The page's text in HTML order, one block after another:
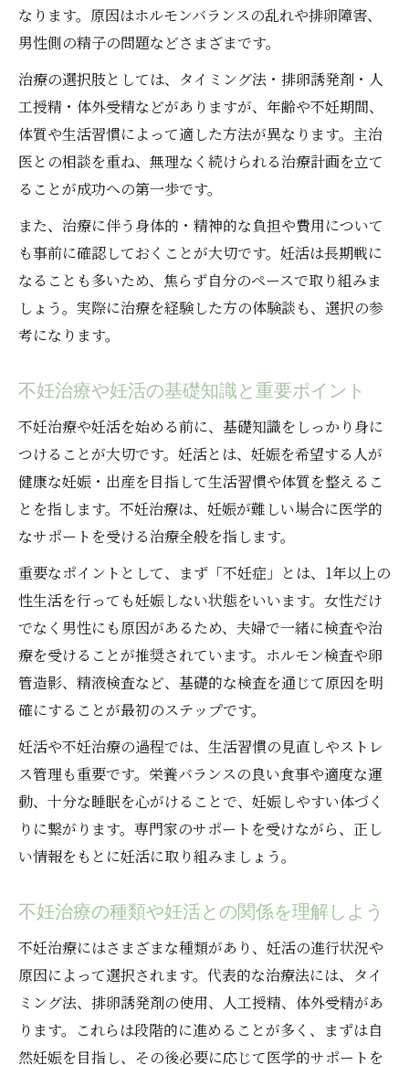
子供ができにくい体質の見極めと妊活法
月経不順やストレスと妊活医学療法の関係
妊娠しづらい要因をセルフチェックする方
法
妊活で大切な受診タイミングと医学的視点
体験談から学ぶ医学的妊活の安心ポイント
妊活医学療法の体験談で得る安心感と勇気
妊活の実体験から学ぶ治療選択のヒント
体外受精を選んだ理由と妊活の決断ストー
リー
妊活体験談にみる着床率向上の具体策
妊活で感じた不安と医学的アドバイスの実
例
なります。原因はホルモンバランスの乱れや排卵障害、
男性側の精子の問題などさまざまです。
治療の選択肢としては、タイミング法・排卵誘発剤・人
工授精・体外受精などがありますが、年齢や不妊期間、
体質や生活習慣によって適した方法が異なります。主治
医との相談を重ね、無理なく続けられる治療計画を立て
ることが成功への第一歩です。
また、治療に伴う身体的・精神的な負担や費用について
も事前に確認しておくことが大切です。妊活は長期戦に
なることも多いため、焦らず自分のペースで取り組みま
しょう。実際に治療を経験した方の体験談も、選択の参
考になります。
不妊治療や妊活の基礎知識と重要ポイント
不妊治療や妊活を始める前に、基礎知識をしっかり身に
つけることが大切です。妊活とは、妊娠を希望する人が
健康な妊娠・出産を目指して生活習慣や体質を整えるこ
とを指します。不妊治療は、妊娠が難しい場合に医学的
なサポートを受ける治療全般を指します。
重要なポイントとして、まず「不妊症」とは、1年以上の
性生活を行っても妊娠しない状態をいいます。女性だけ
でなく男性にも原因があるため、夫婦で一緒に検査や治
療を受けることが推奨されています。ホルモン検査や卵
管造影、精液検査など、基礎的な検査を通じて原因を明
確にすることが最初のステップです。
妊活や不妊治療の過程では、生活習慣の見直しやストレ
ス管理も重要です。栄養バランスの良い食事や適度な運
動、十分な睡眠を心がけることで、妊娠しやすい体づく
りに繋がります。専門家のサポートを受けながら、正し
い情報をもとに妊活に取り組みましょう。
不妊治療の種類や妊活との関係を理解しよう
不妊治療にはさまざまな種類があり、妊活の進行状況や
原因によって選択されます。代表的な治療法には、タイ
ミング法、排卵誘発剤の使用、人工授精、体外受精があ
ります。これらは段階的に進めることが多く、まずは自
然妊娠を目指し、その後必要に応じて医学的サポートを